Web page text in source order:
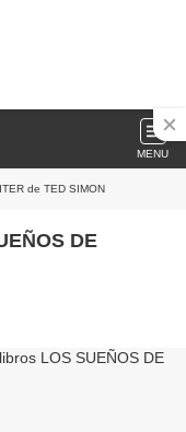
MENU
de TED SIMON
DE